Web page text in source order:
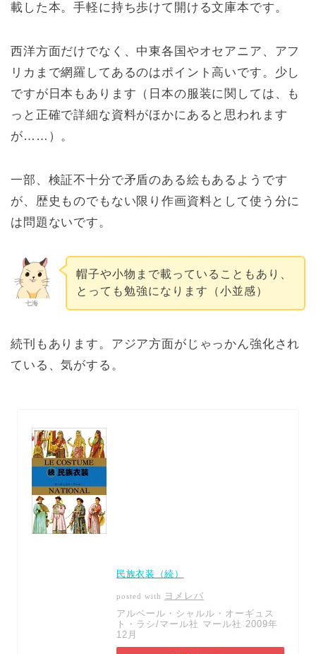
載した本。手軽に持ち歩けて開ける文庫本です。
西洋方面だけでなく、中東各国やオセアニア、アフ
リカまで網羅してあるのはポイント高いです。少し
ですが日本もあります（日本の服装に関しては、も
っと正確で詳細な資料がほかにあると思われます
が……）。
一部、検証不十分で矛盾のある絵もあるようです
が、歴史ものでもない限り作画資料として使う分に
は問題ないです。
七海
帽子や小物まで載っていることもあり、
とっても勉強になります（小並感）
続刊もあります。アジア方面がじゃっかん強化され
ている、気がする。
民族衣装（続）
posted with
ヨメレバ
アルベール・シャルル・オーギュス
ト・ラシ/マール社 マール社 2009年
12月